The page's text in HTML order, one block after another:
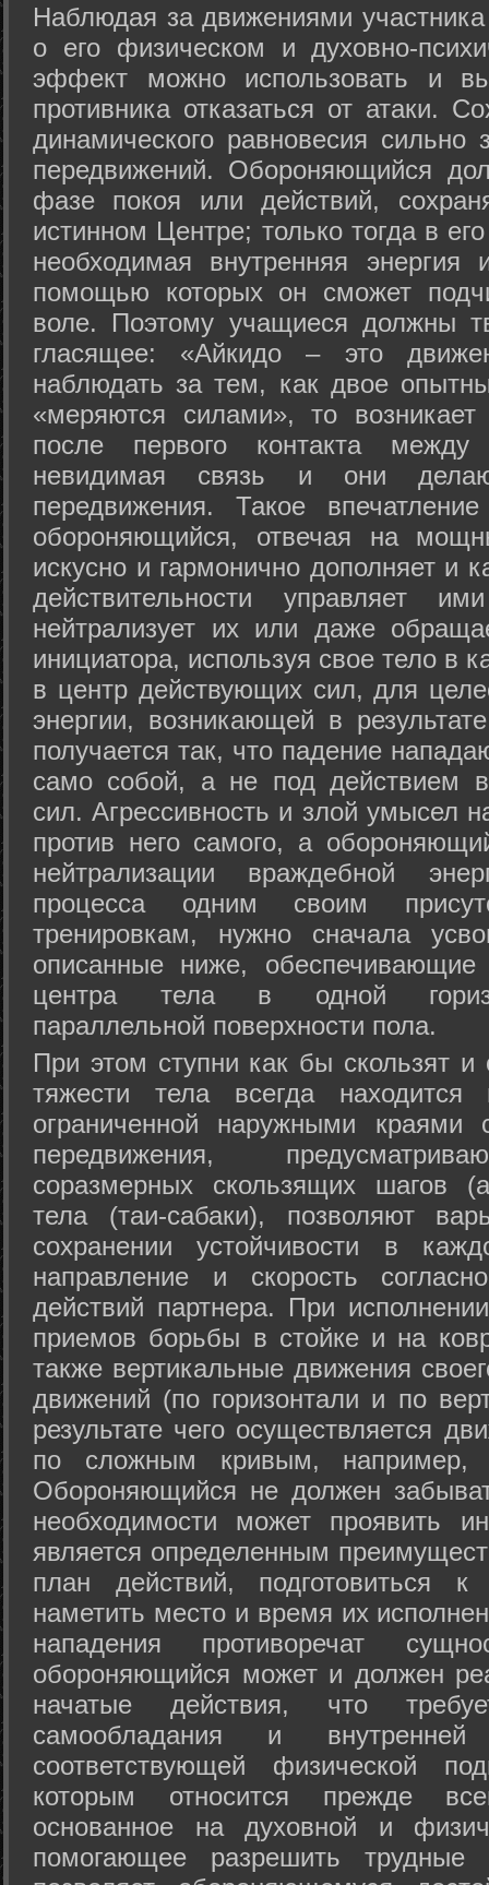
Hаблюдая за движениями
о его физическом и духовно-
эффект можно использовать и
противника отказаться от атаки.
динамического равновесия сильно
передвижений. Обороняющийся
фазе покоя или действий,
истинном Центре; только тогда в
необходимая внутренняя
помощью которых он сможет
воле. Поэтому учащиеся должны
гласящее: «Айкидо – это
наблюдать за тем, как двое
«меряются силами», то возникает
после первого контакта
невидимая связь и они
передвижения. Такое
обороняющийся, отвечая на
искусно и гармонично дополняет и
действительности управляет
нейтрализует их или даже
инициатора, используя свое тело в
в центр действующих сил, для
энергии, возникающей в
получается так, что падение
само собой, а не под действием
сил. Агрессивность и злой умысел
против него самого, а
нейтрализации враждебной
процесса одним своим
тренировкам, нужно сначала
описанные ниже, обеспечивающие
центра тела в одной
параллельной поверхности пола.
При этом ступни как бы скользят
тяжести тела всегда
ограниченной наружными краями
передвижения,
соразмерных скользящих шагов
тела (таи-сабаки), позволяют
сохранении устойчивости в
направление и скорость
действий партнера. При
приемов борьбы в стойке и на
также вертикальные движения
движений (по горизонтали и по
результате чего осуществляется
по сложным кривым, например,
Обороняющийся не должен
необходимости может проявить
является определенным
план действий, подготовиться
наметить место и время их
нападения противоречат
обороняющийся может и должен
начатые действия, что
самообладания и
соответствующей физической
которым относится прежде
основанное на духовной и
помогающее разрешить